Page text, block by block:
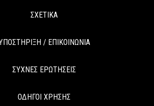
ΣΧΕΤΙΚΑ
/ ΕΠΙΚΟΙΝΩΝΙΑ
ΣΥΧΝΕΣ ΕΡΩΤΗΣΕΙΣ
ΟΔΗΓΟΙ ΧΡΗΣΗΣ